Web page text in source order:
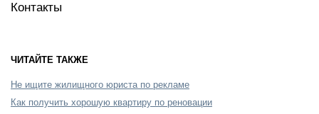
Контакты
ЧИТАЙТЕ ТАКЖЕ
Не ищите жилищного юриста по рекламе
Как получить хорошую квартиру по реновации